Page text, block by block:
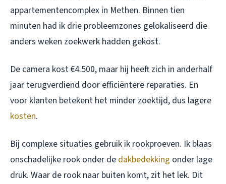
appartementencomplex in Methen. Binnen tien
minuten had ik drie probleemzones gelokaliseerd die
anders weken zoekwerk hadden gekost.
De camera kost €4.500, maar hij heeft zich in anderhalf
jaar terugverdiend door efficiëntere reparaties. En
voor klanten betekent het minder zoektijd, dus lagere
kosten.
Bij complexe situaties gebruik ik rookproeven. Ik blaas
onschadelijke rook onder de dakbedekking onder lage
druk. Waar de rook naar buiten komt, zit het lek. Dit